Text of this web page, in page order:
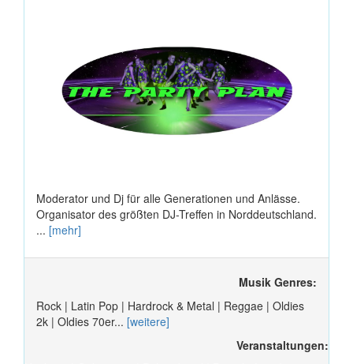
Moderator und Dj für alle Generationen und Anlässe.
Organisator des größten DJ-Treffen in Norddeutschland.
... [mehr]
Musik Genres:
Rock | Latin Pop | Hardrock & Metal | Reggae | Oldies
2k | Oldies 70er... [weitere]
Veranstaltungen: